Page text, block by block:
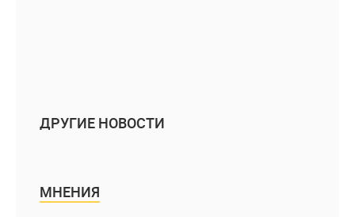
ДРУГИЕ НОВОСТИ
МНЕНИЯ